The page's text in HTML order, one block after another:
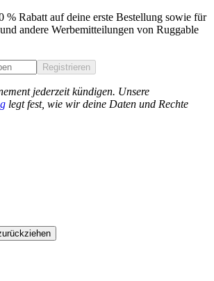
% Rabatt auf deine erste Bestellung sowie für
andere Werbemitteilungen von Ruggable
Registrieren
jederzeit kündigen. Unsere
legt fest, wie wir deine Daten und Rechte